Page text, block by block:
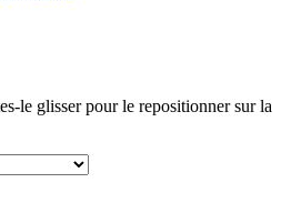
le glisser pour le repositionner sur la